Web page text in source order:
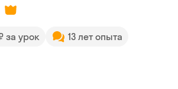
за урок 13 лет опыта